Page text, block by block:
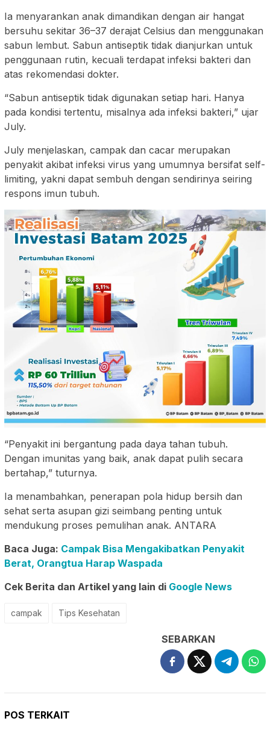
Ia menyarankan anak dimandikan dengan air hangat
bersuhu sekitar 36–37 derajat Celsius dan menggunakan
sabun lembut. Sabun antiseptik tidak dianjurkan untuk
penggunaan rutin, kecuali terdapat infeksi bakteri dan
atas rekomendasi dokter.
“Sabun antiseptik tidak digunakan setiap hari. Hanya
pada kondisi tertentu, misalnya ada infeksi bakteri,” ujar
July.
July menjelaskan, campak dan cacar merupakan
penyakit akibat infeksi virus yang umumnya bersifat self-
limiting, yakni dapat sembuh dengan sendirinya seiring
respons imun tubuh.
“Penyakit ini bergantung pada daya tahan tubuh.
Dengan imunitas yang baik, anak dapat pulih secara
bertahap,” tuturnya.
Ia menambahkan, penerapan pola hidup bersih dan
sehat serta asupan gizi seimbang penting untuk
mendukung proses pemulihan anak. ANTARA
Baca Juga: Campak Bisa Mengakibatkan Penyakit
Berat, Orangtua Harap Waspada
Cek Berita dan Artikel yang lain di Google News
campak Tips Kesehatan
SEBARKAN
POS TERKAIT